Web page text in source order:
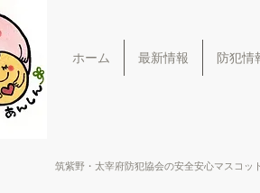
ホーム 最新情報 防犯情
筑紫野・太宰府防犯協会の安全安心マスコッ